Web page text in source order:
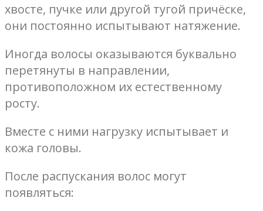
хвосте, пучке или другой тугой причёске,
они постоянно испытывают натяжение.
Иногда волосы оказываются буквально
перетянуты в направлении,
противоположном их естественному
росту.
Вместе с ними нагрузку испытывает и
кожа головы.
После распускания волос могут
появляться: